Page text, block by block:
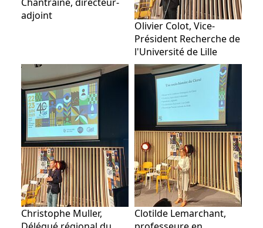
adjoint
Olivier Colot, Vice-
Président Recherche de
l'Université de Lille
Christophe Muller,
Clotilde Lemarchant,